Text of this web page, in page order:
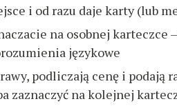
i od razu daje karty (lub
na osobnej
językowe
podliczają cenę i podają
zaznaczyć na kolejnej